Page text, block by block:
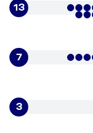
13
7
3